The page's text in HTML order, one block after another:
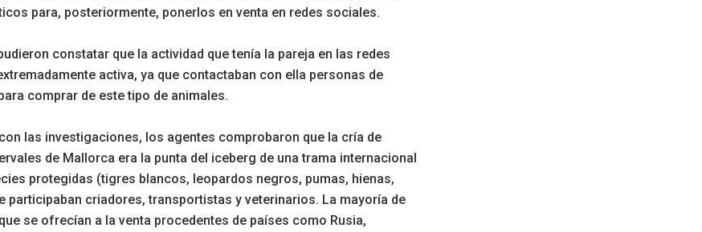
para, posteriormente, ponerlos en venta en redes sociales.
constatar que la actividad que tenía la pareja en las redes
activa, ya que contactaban con ella personas de
comprar de este tipo de animales.
las investigaciones, los agentes comprobaron que la cría de
de Mallorca era la punta del iceberg de una trama internacional
protegidas (tigres blancos, leopardos negros, pumas, hienas,
participaban criadores, transportistas y veterinarios. La mayoría de
se ofrecían a la venta procedentes de países como Rusia,